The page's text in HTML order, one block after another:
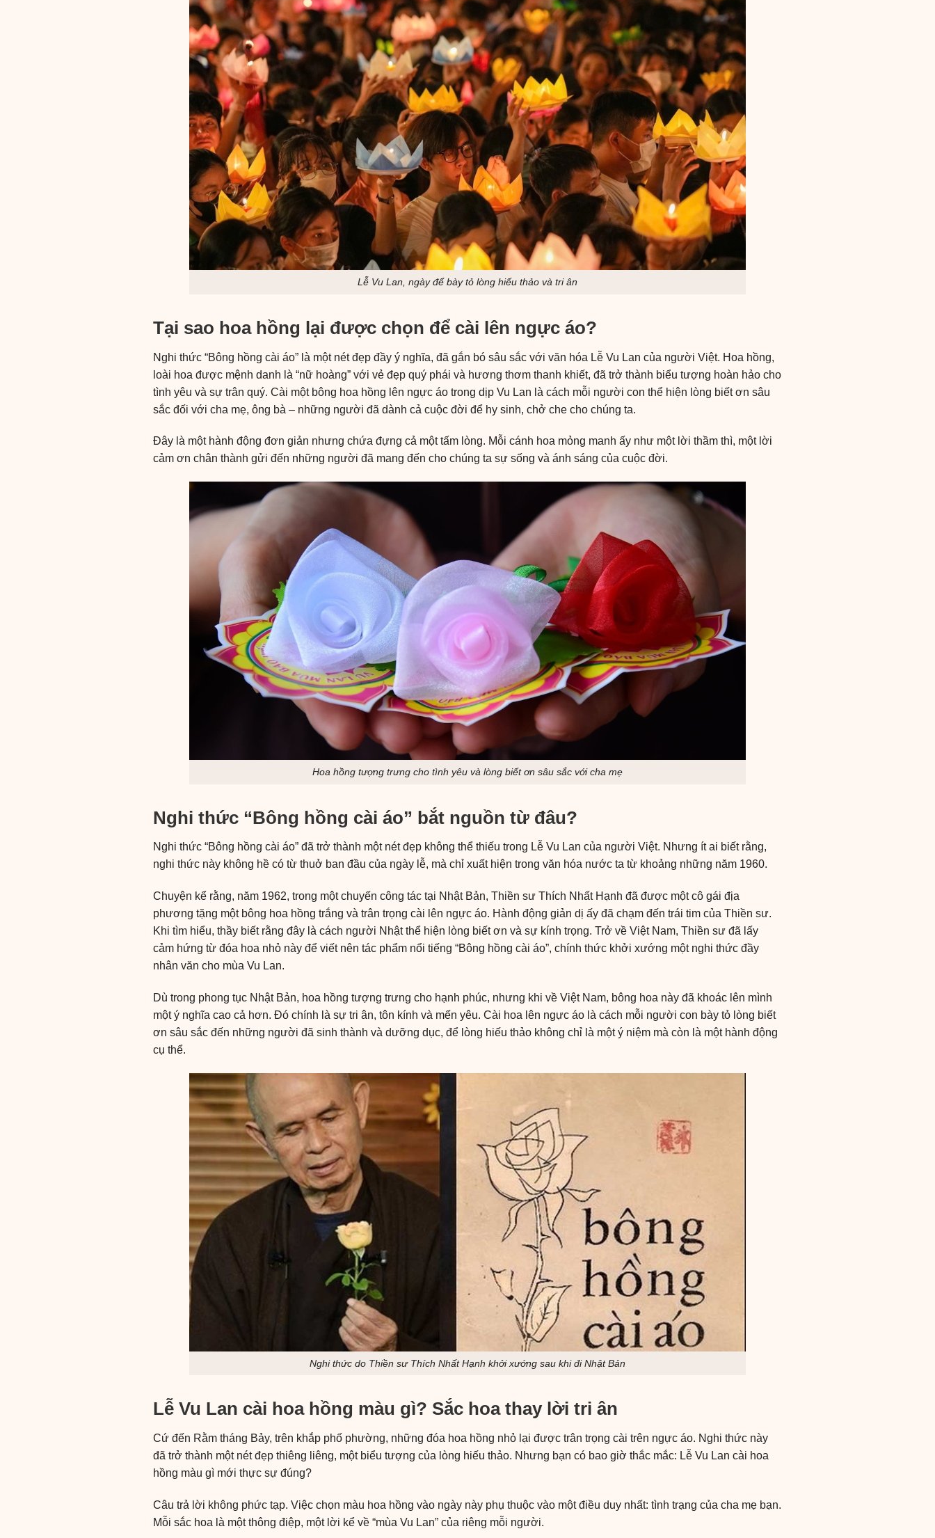
Lễ Vu Lan, ngày để bày tỏ lòng hiếu thảo và tri ân
Tại sao hoa hồng lại được chọn để cài lên ngực áo?
Nghi thức “Bông hồng cài áo” là một nét đẹp đầy ý nghĩa, đã gắn bó sâu sắc với văn hóa Lễ Vu Lan của người Việt. Hoa hồng,
loài hoa được mệnh danh là “nữ hoàng” với vẻ đẹp quý phái và hương thơm thanh khiết, đã trở thành biểu tượng hoàn hảo cho
tình yêu và sự trân quý. Cài một bông hoa hồng lên ngực áo trong dịp Vu Lan là cách mỗi người con thể hiện lòng biết ơn sâu
sắc đối với cha mẹ, ông bà – những người đã dành cả cuộc đời để hy sinh, chở che cho chúng ta.
Đây là một hành động đơn giản nhưng chứa đựng cả một tấm lòng. Mỗi cánh hoa mỏng manh ấy như một lời thầm thì, một lời
cảm ơn chân thành gửi đến những người đã mang đến cho chúng ta sự sống và ánh sáng của cuộc đời.
Hoa hồng tượng trưng cho tình yêu và lòng biết ơn sâu sắc với cha mẹ
Nghi thức “Bông hồng cài áo” bắt nguồn từ đâu?
Nghi thức “Bông hồng cài áo” đã trở thành một nét đẹp không thể thiếu trong Lễ Vu Lan của người Việt. Nhưng ít ai biết rằng,
nghi thức này không hề có từ thuở ban đầu của ngày lễ, mà chỉ xuất hiện trong văn hóa nước ta từ khoảng những năm 1960.
Chuyện kể rằng, năm 1962, trong một chuyến công tác tại Nhật Bản, Thiền sư Thích Nhất Hạnh đã được một cô gái địa
phương tặng một bông hoa hồng trắng và trân trọng cài lên ngực áo. Hành động giản dị ấy đã chạm đến trái tim của Thiền sư.
Khi tìm hiểu, thầy biết rằng đây là cách người Nhật thể hiện lòng biết ơn và sự kính trọng. Trở về Việt Nam, Thiền sư đã lấy
cảm hứng từ đóa hoa nhỏ này để viết nên tác phẩm nổi tiếng “Bông hồng cài áo”, chính thức khởi xướng một nghi thức đầy
nhân văn cho mùa Vu Lan.
Dù trong phong tục Nhật Bản, hoa hồng tượng trưng cho hạnh phúc, nhưng khi về Việt Nam, bông hoa này đã khoác lên mình
một ý nghĩa cao cả hơn. Đó chính là sự tri ân, tôn kính và mến yêu. Cài hoa lên ngực áo là cách mỗi người con bày tỏ lòng biết
ơn sâu sắc đến những người đã sinh thành và dưỡng dục, để lòng hiếu thảo không chỉ là một ý niệm mà còn là một hành động
cụ thể.
Nghi thức do Thiền sư Thích Nhất Hạnh khởi xướng sau khi đi Nhật Bản
Lễ Vu Lan cài hoa hồng màu gì? Sắc hoa thay lời tri ân
Cứ đến Rằm tháng Bảy, trên khắp phố phường, những đóa hoa hồng nhỏ lại được trân trọng cài trên ngực áo. Nghi thức này
đã trở thành một nét đẹp thiêng liêng, một biểu tượng của lòng hiếu thảo. Nhưng bạn có bao giờ thắc mắc: Lễ Vu Lan cài hoa
hồng màu gì mới thực sự đúng?
Câu trả lời không phức tạp. Việc chọn màu hoa hồng vào ngày này phụ thuộc vào một điều duy nhất: tình trạng của cha mẹ bạn.
Mỗi sắc hoa là một thông điệp, một lời kể về “mùa Vu Lan” của riêng mỗi người.